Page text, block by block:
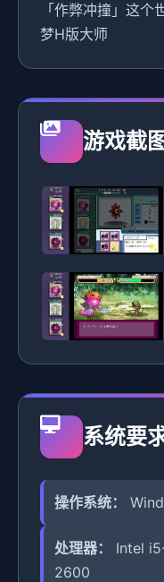
「作弊冲撞」这
梦H版大师
游戏截
系统要
操作系统：
处理器：
Intel
2600